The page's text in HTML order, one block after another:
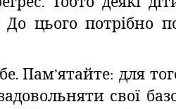
цього потрібно
Пам’ятайте: для
свої